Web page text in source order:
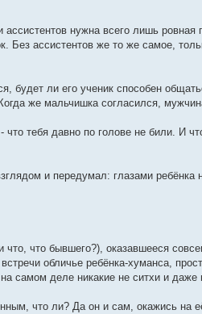
нужна всего лишь ровная
Без ассистентов же то же самое,
будет ли его ученик способен
же мальчишка согласился,
тебя давно по голове не били. И
и передумал: глазами ребёнка
что бывшего?), оказавшееся
обличье ребёнка-хуманса,
самом деле никакие не ситхи и
что ли? Да он и сам, окажись на